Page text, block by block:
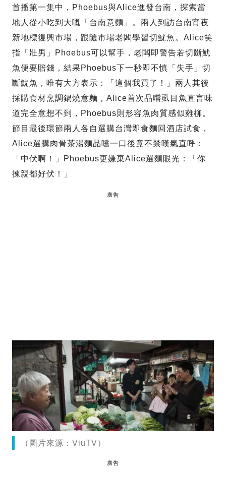
首播第一集中，Phoebus與Alice進發台南，探索當
地人從小吃到大嘅「台南意麵」。兩人到訪台南宵夜
新地標復興市場，跟隨市場老闆學習切魷魚。Alice笑
指「壯男」Phoebus可以幫手，老闆即警告若切斷魷
魚便要賠錢，結果Phoebus下一秒即不慎「失手」切
斷魷魚，唯有大方表示：「這個我買了！」兩人其後
採購食材烹調鍋燒意麵，Alice首次品嚐虱目魚直言味
道完全意想不到，Phoebus則形容魚肉質感似雞柳。
節目最後環節兩人各自選購台灣即食麵回酒店試食，
Alice選購肉骨茶湯麵品嚐一口後竟不禁嘆氣直呼：
「中伏啊！」Phoebus更嫌棄Alice選麵眼光：「你
揀親都好伏！」
廣告
（圖片來源：ViuTV）
廣告